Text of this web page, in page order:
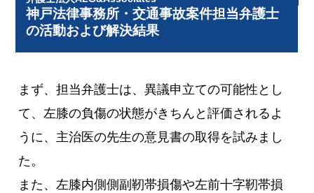
神戸法律事務所・交通事故案件担当弁護士
の活動および解決結果
まず、担当弁護士は、異議申立ての可能性とし
て、左膝の負傷の状態がきちんと評価されるよ
うに、主治医の先生の意見書の取得を試みまし
た。
また、左膝内側側副靭帯損傷や左前十字靭帯損